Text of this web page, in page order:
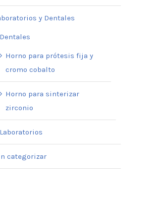
y Dentales
Dentales
Horno para prótesis fija y
cromo cobalto
Horno para sinterizar
zirconio
Laboratorios
categorizar